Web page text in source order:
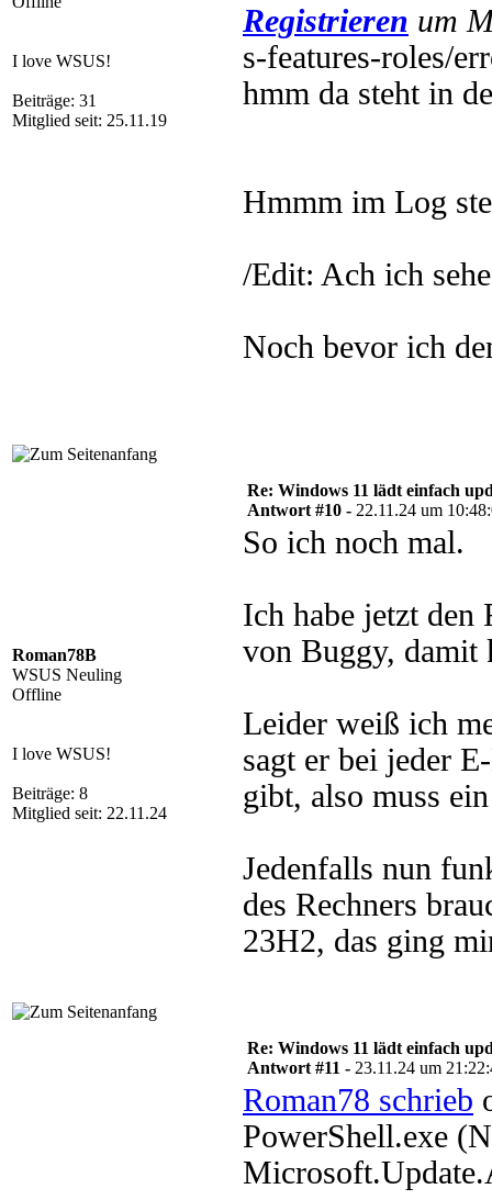
I love WSUS!
Beiträge: 31
Mitglied seit: 25.11.19
Registrieren um
s-features-roles/
hmm da steht in
Hmmm im Log
/Edit: Ach ich
Noch bevor ich
Roman78B
WSUS Neuling
Offline
I love WSUS!
Beiträge: 8
Mitglied seit: 22.11.24
Re: Windows 11 lädt einfach
Antwort #10 - 22.11.24 um
So ich noch mal.
Ich habe jetzt den
von Buggy, damit
Leider weiß ich
sagt er bei jeder
gibt, also muss
Jedenfalls nun
des Rechners
23H2, das ging
Re: Windows 11 lädt einfach
Antwort #11 - 23.11.24 um
Roman78 schrieb
PowerShell.exe